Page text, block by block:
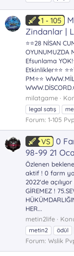
1 - 105
Zindanlar |
⭐⭐28 NİSAN
OYUNUMUZDA
Efsunlama
Etkinlikler⭐⭐
PM⭐⭐
milatgame
legal satış
Forum: 1-105
VS
0
98-99 21
Özlenen
aktif ! 0 farm
2022'de açılıyor
GİREMEZ !
HER...
metin2life
metin2
ödül
Forum: Wslik